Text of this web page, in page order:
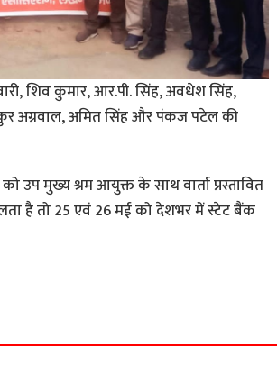
शिव कुमार, आर.पी. सिंह, अवधेश सिंह,
अग्रवाल, अमित सिंह और पंकज पटेल की
को उप मुख्य श्रम आयुक्त के साथ वार्ता प्रस्तावित
है तो 25 एवं 26 मई को देशभर में स्टेट बैंक